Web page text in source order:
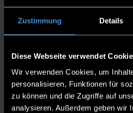
Zustimmung Details
Diese Webseite verwendet
Wir verwenden Cookies, um
personalisieren, Funktionen für
zu können und die Zugriffe auf
analysieren. Außerdem geben wir
einem sehr hohen Level, das
mit Pool, Sauna,
wir gut bedient. Auch wenn der
Hotellobby zum Strand hätten
wir während des gesamten
Mal außerhalb des Hotels
ich zugeben, dass sich
Erasmussemesters nicht nur